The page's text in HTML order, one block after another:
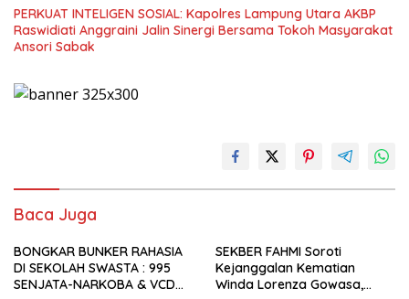
PERKUAT INTELIGEN SOSIAL: Kapolres Lampung Utara AKBP
Raswidiati Anggraini Jalin Sinergi Bersama Tokoh Masyarakat
Ansori Sabak
Baca Juga
BONGKAR BUNKER RAHASIA
DI SEKOLAH SWASTA : 995
SENJATA-NARKOBA & VCD
SEKBER FAHMI Soroti
Kejanggalan Kematian
Winda Lorenza Gowasa,